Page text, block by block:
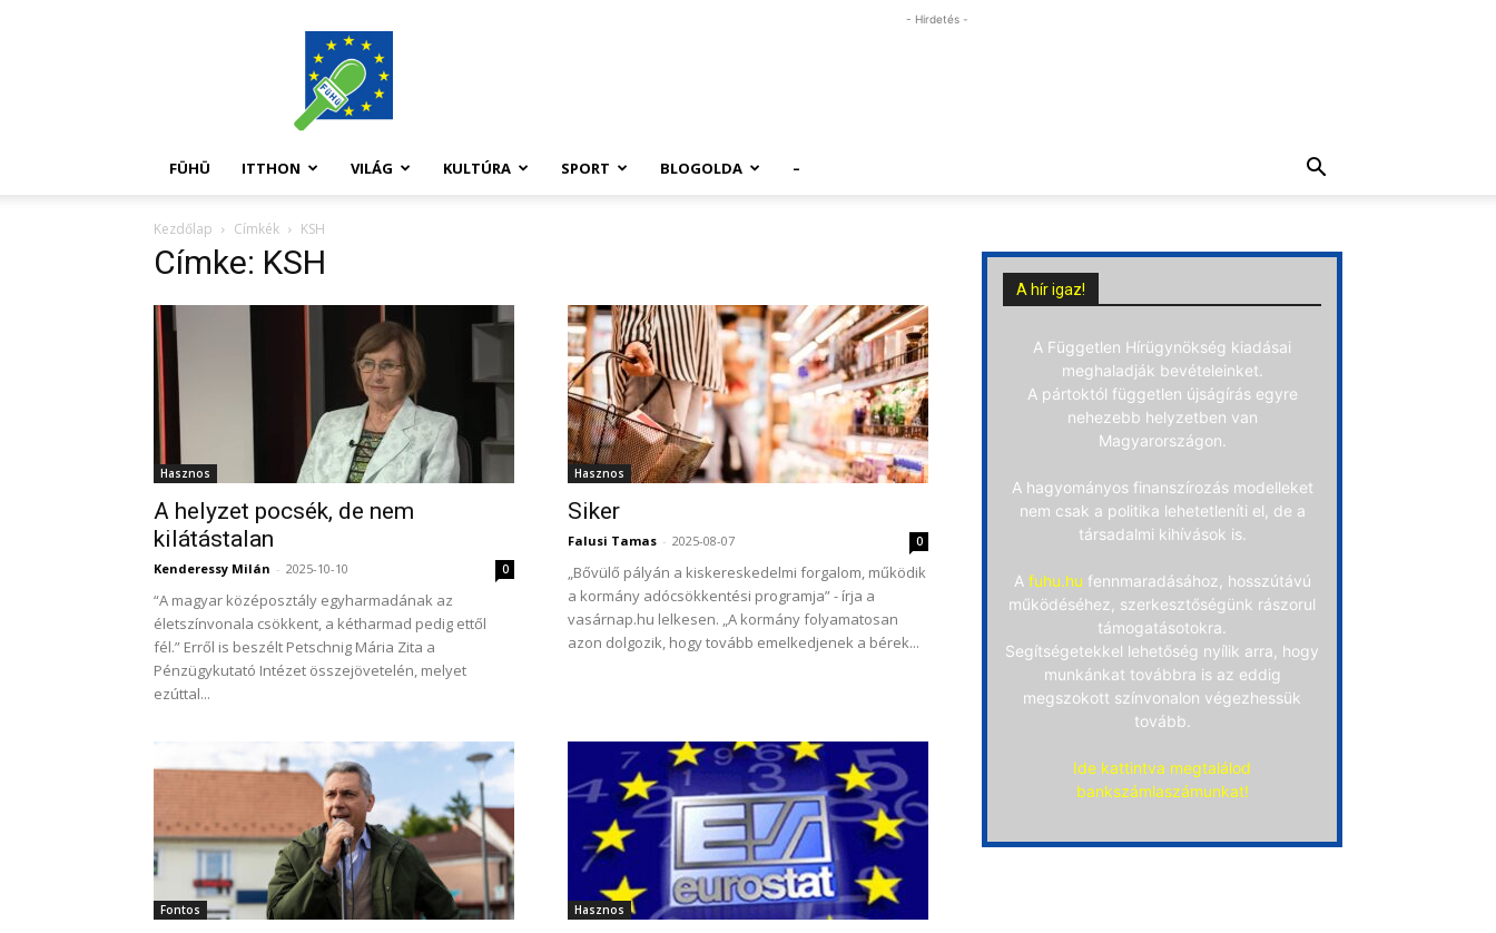
FüHü
- Hirdetés -
FÜHÜ ITTHON VILÁG KULTÚRA SPORT BLOGOLDA –
Kezdőlap Címkék KSH
Címke: KSH
Hasznos
A helyzet pocsék, de nem
kilátástalan
Kenderessy Milán - 2025-10-10 0
“A magyar középosztály egyharmadának az
életszínvonala csökkent, a kétharmad pedig ettől
fél.” Erről is beszélt Petschnig Mária Zita a
Pénzügykutató Intézet összejövetelén, melyet
ezúttal...
Hasznos
Siker
Falusi Tamas - 2025-08-07 0
„Bővülő pályán a kiskereskedelmi forgalom, működik
a kormány adócsökkentési programja” - írja a
vasárnap.hu lelkesen. „A kormány folyamatosan
azon dolgozik, hogy tovább emelkedjenek a bérek...
Fontos Hasznos
A hír igaz!
A Független Hírügynökség kiadásai
meghaladják bevételeinket.
A pártoktól független újságírás egyre
nehezebb helyzetben van
Magyarországon.
A hagyományos finanszírozás modelleket
nem csak a politika lehetetleníti el, de a
társadalmi kihívások is.
A fuhu.hu fennmaradásához, hosszútávú
működéséhez, szerkesztőségünk rászorul
támogatásotokra.
Segítségetekkel lehetőség nyílik arra, hogy
munkánkat továbbra is az eddig
megszokott színvonalon végezhessük
tovább.
Ide kattintva megtalálod
bankszámlaszámunkat!